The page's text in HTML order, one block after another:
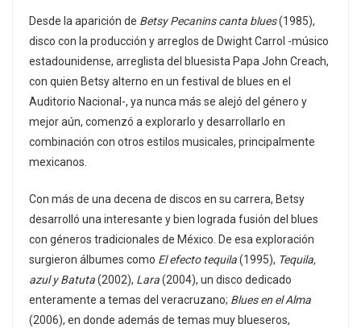
Desde la aparición de Betsy Pecanins canta blues(1985),
disco con la producción y arreglos de Dwight Carrol -músico
estadounidense, arreglista del bluesista Papa John Creach,
con quien Betsy alterno en un festival de blues en el
Auditorio Nacional-, ya nunca más se alejó del género y
mejor aún, comenzó a explorarlo y desarrollarlo en
combinación con otros estilos musicales, principalmente
mexicanos.
Con más de una decena de discos en su carrera, Betsy
desarrolló una interesante y bien lograda fusión del blues
con géneros tradicionales de México. De esa exploración
surgieron álbumes como El efecto tequila(1995), Tequila,
azul y Batuta(2002), Lara(2004), un disco dedicado
enteramente a temas del veracruzano; Blues en el Alma
(2006), en donde además de temas muy blueseros,